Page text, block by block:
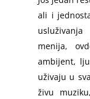
ali i
menija,
ambijent,
uživaju u
živu